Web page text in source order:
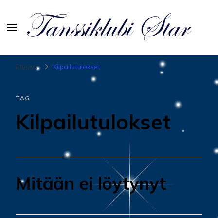
Tanssiurheiluseura Star
Etusivu Kilpailutulokset
TAG
Kilpailutulokset
Mitään ei löytynyt